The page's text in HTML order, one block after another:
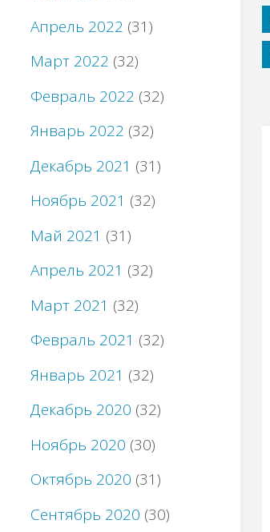
Апрель 2022 (31)
Март 2022 (32)
Февраль 2022 (32)
Январь 2022 (32)
Декабрь 2021 (31)
Ноябрь 2021 (32)
Май 2021 (31)
Апрель 2021 (32)
Март 2021 (32)
Февраль 2021 (32)
Январь 2021 (32)
Декабрь 2020 (32)
Ноябрь 2020 (30)
Октябрь 2020 (31)
Сентябрь 2020 (30)